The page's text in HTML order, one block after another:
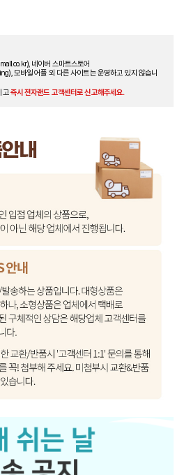
네이버 스마트스토어
모바일 어플 외 다른 사이트는 운영하고 있지 않습니
고즉시 전자랜드 고객센터로 신고해주세요.